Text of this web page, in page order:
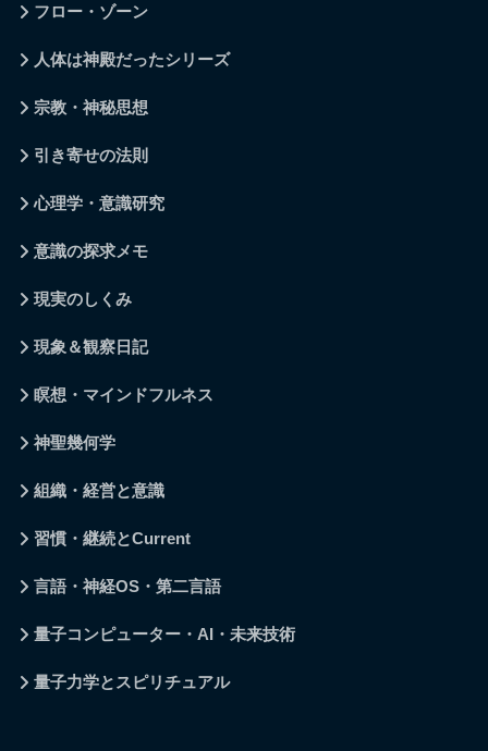
フロー・ゾーン
人体は神殿だったシリーズ
宗教・神秘思想
引き寄せの法則
心理学・意識研究
意識の探求メモ
現実のしくみ
現象＆観察日記
瞑想・マインドフルネス
神聖幾何学
組織・経営と意識
習慣・継続とCurrent
言語・神経OS・第二言語
量子コンピューター・AI・未来技術
量子力学とスピリチュアル